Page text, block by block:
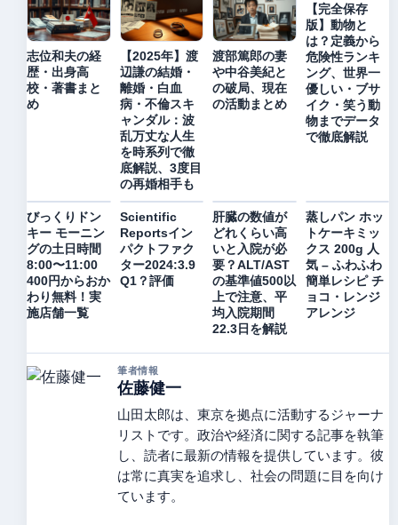
志位和夫の経
歴・出身高
校・著書まと
め
【2025年】渡
辺謙の結婚・
離婚・白血
病・不倫スキ
ャンダル：波
乱万丈な人生
を時系列で徹
底解説、3度目
の再婚相手も
渡部篤郎の妻
や中谷美紀と
の破局、現在
の活動まとめ
【完全保存
版】動物と
は？定義から
危険性ランキ
ング、世界一
優しい・ブサ
イク・笑う動
物までデータ
で徹底解説
びっくりドン
キー モーニン
グの土日時間
8:00〜11:00
400円からおか
わり無料！実
施店舗一覧
Scientific
Reportsイン
パクトファク
ター2024:3.9
Q1？評価
肝臓の数値が
どれくらい高
いと入院が必
要？ALT/AST
の基準値500以
上で注意、平
均入院期間
22.3日を解説
蒸しパン ホッ
トケーキミッ
クス 200g 人
気 – ふわふわ
簡単レシピ チ
ョコ・レンジ
アレンジ
筆者情報
佐藤健一
山田太郎は、東京を拠点に活動するジャーナ
リストです。政治や経済に関する記事を執筆
し、読者に最新の情報を提供しています。彼
は常に真実を追求し、社会の問題に目を向け
ています。